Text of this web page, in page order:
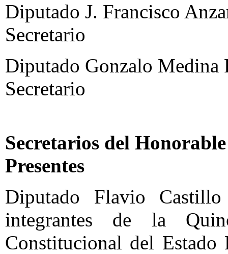
Diputado J. Francisco
Secretario
Diputado Gonzalo Medina
Secretario
Secretarios del
Presentes
Diputado Flavio
integrantes de la
Constitucional del